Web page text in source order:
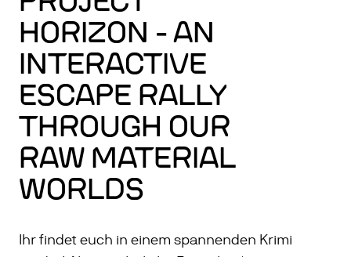
HORIZON - AN
INTERACTIVE
ESCAPE RALLY
THROUGH OUR
RAW MATERIAL
WORLDS
Ihr findet euch in einem spannenden Krimi